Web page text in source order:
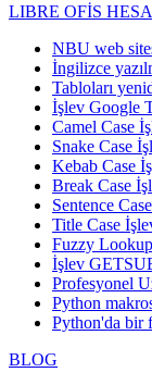
LIBRE OFİS
NBU web
İngilizce
Tabloları
İşlev Google
Camel Case
Snake Case
Kebab Case
Break Case
Sentence
Title Case
Fuzzy Lookup
İşlev
Profesyonel
Python
Python'da bir
BLOG